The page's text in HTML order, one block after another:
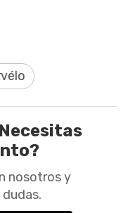
nosotros y